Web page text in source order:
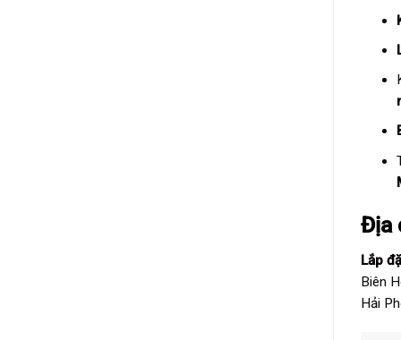
Địa
Lắp
Biên
Hải